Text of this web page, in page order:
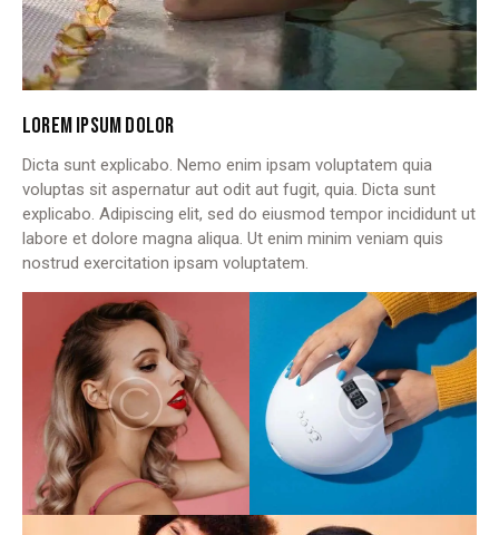
LOREM IPSUM DOLOR
Dicta sunt explicabo. Nemo enim ipsam voluptatem quia
voluptas sit aspernatur aut odit aut fugit, quia. Dicta sunt
explicabo. Adipiscing elit, sed do eiusmod tempor incididunt ut
labore et dolore magna aliqua. Ut enim minim veniam quis
nostrud exercitation ipsam voluptatem.